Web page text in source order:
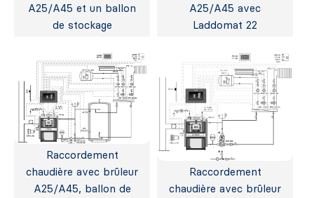
A25/A45 et un ballon
de stockage
A25/A45 avec
Laddomat 22
Raccordement
chaudière avec brûleur
A25/A45, ballon de
Raccordement
chaudière avec brûleur